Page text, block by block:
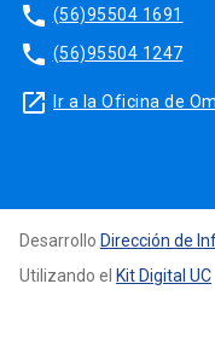
phone (56)95504 1691
phone (56)95504 1247
launch Ir a la Oficina de
Desarrollo Dirección de
Utilizando el Kit Digital UC